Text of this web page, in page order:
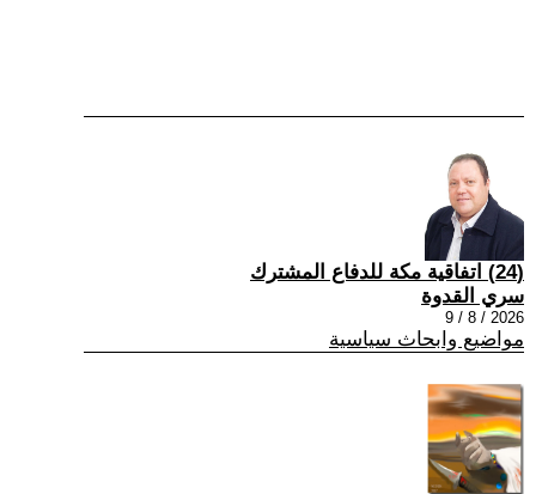
(24) اتفاقية مكة للدفاع المشترك
سري القدوة
2026 / 8 / 9
مواضيع وابحاث سياسية